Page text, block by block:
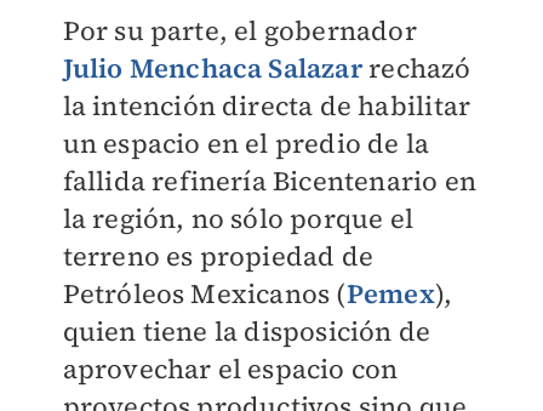
Por su parte, el gobernador
Julio Menchaca Salazarrechazó
la intención directa de habilitar
un espacio en el predio de la
fallida refinería Bicentenario en
la región, no sólo porque el
terreno es propiedad de
Petróleos Mexicanos (Pemex),
quien tiene la disposición de
aprovechar el espacio con